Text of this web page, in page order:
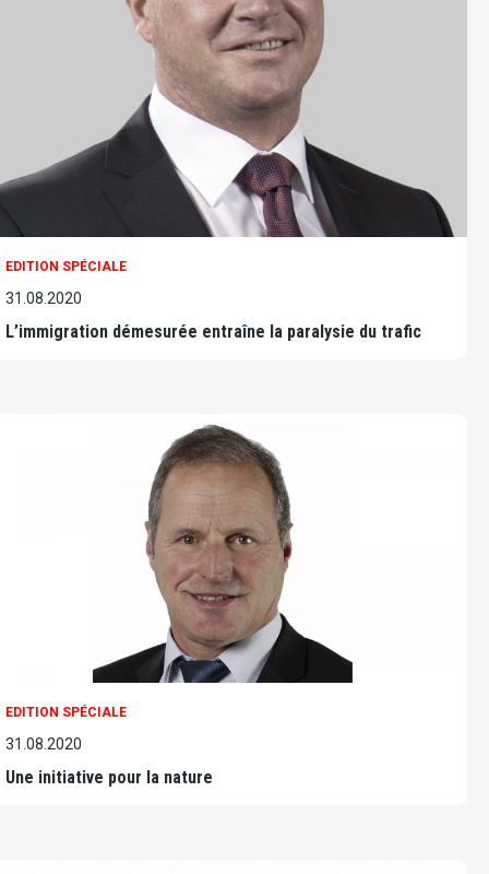
EDITION SPÉCIALE
31.08.2020
L’immigration démesurée entraîne la paralysie du trafic
EDITION SPÉCIALE
31.08.2020
Une initiative pour la nature